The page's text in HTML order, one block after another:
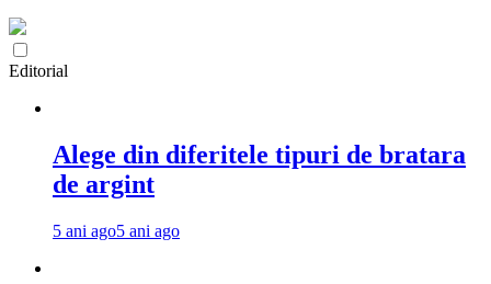
Editorial
Alege din diferitele tipuri de bratara
de argint
5 ani ago5 ani ago